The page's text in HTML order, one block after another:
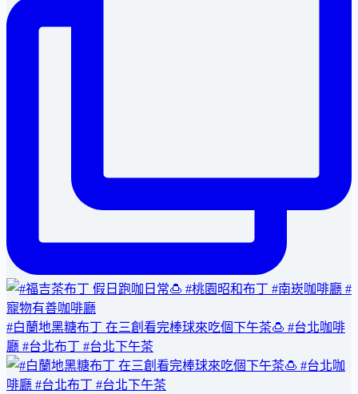
#白蘭地黑糖布丁 在三創看完棒球來吃個下午茶🍮 #台北咖啡
廳 #台北布丁 #台北下午茶